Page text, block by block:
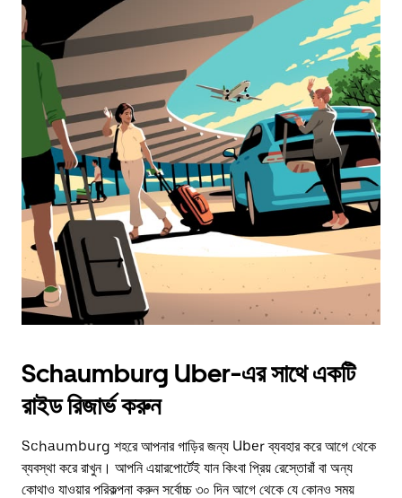
Schaumburg Uber-এর সাথে একটি
রাইড রিজার্ভ করুন
Schaumburg শহরে আপনার গাড়ির জন্য Uber ব্যবহার করে আগে থেকে
ব্যবস্থা করে রাখুন। আপনি এয়ারপোর্টেই যান কিংবা প্রিয় রেস্তোরাঁ বা অন্য
কোথাও যাওয়ার পরিকল্পনা করুন সর্বোচ্চ ৩০ দিন আগে থেকে যে কোনও সময়